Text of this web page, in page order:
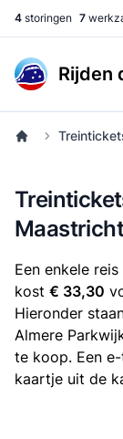
4 storingen 7
Rijden
Een enkele
kost € 33,30
Hieronder
Almere
te koop. Een
kaartje uit de